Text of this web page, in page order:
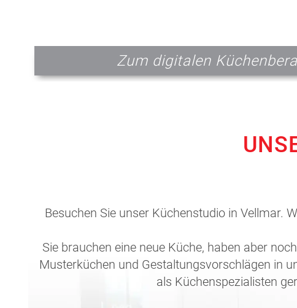
Zum digitalen
Besuchen Sie unser Küchenstudio in Vellmar.
Sie brauchen eine neue Küche, haben aber
Musterküchen und Gestaltungsvorschlägen in
als Küchenspezialisten